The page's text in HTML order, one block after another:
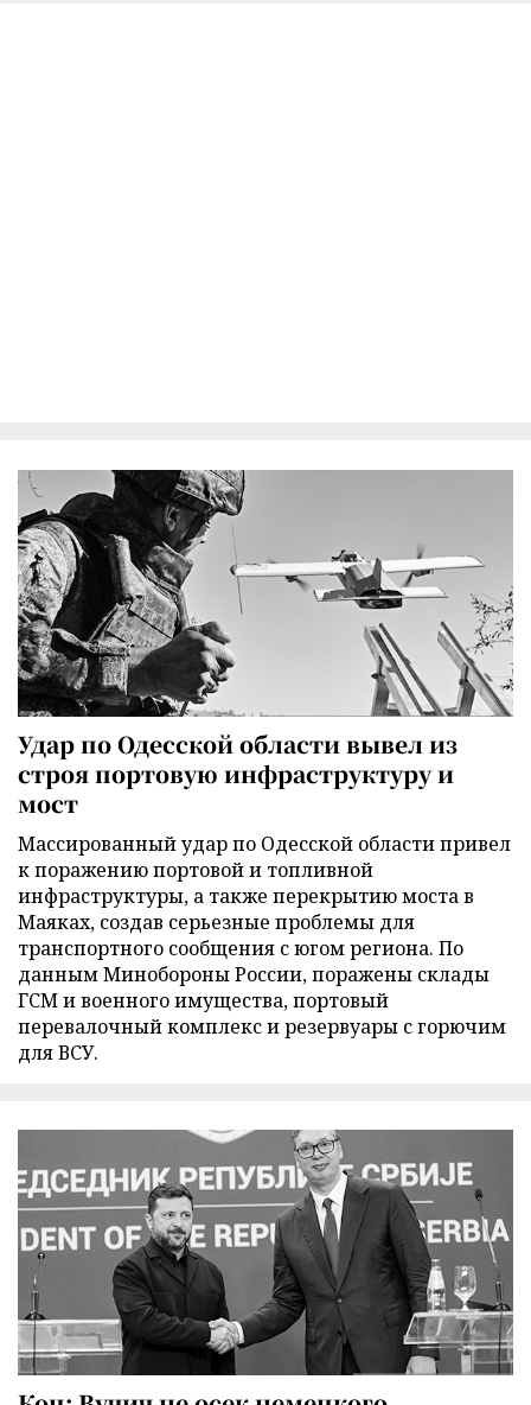
Удар по Одесской области вывел из
строя портовую инфраструктуру и
мост
Массированный удар по Одесской области привел
к поражению портовой и топливной
инфраструктуры, а также перекрытию моста в
Маяках, создав серьезные проблемы для
транспортного сообщения с югом региона. По
данным Минобороны России, поражены склады
ГСМ и военного имущества, портовый
перевалочный комплекс и резервуары с горючим
для ВСУ.